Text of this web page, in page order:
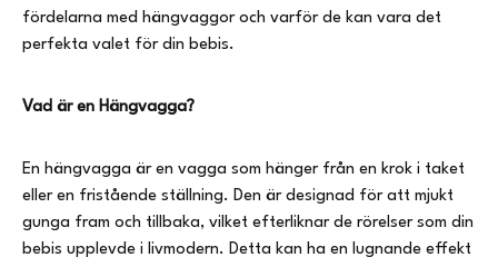
fördelarna med hängvaggor och varför de kan vara det
perfekta valet för din bebis.
Vad är en Hängvagga?
En hängvagga är en vagga som hänger från en krok i taket
eller en fristående ställning. Den är designad för att mjukt
gunga fram och tillbaka, vilket efterliknar de rörelser som din
bebis upplevde i livmodern. Detta kan ha en lugnande effekt